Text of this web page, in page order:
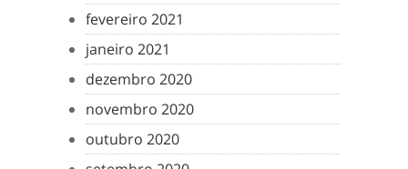
fevereiro 2021
janeiro 2021
dezembro 2020
novembro 2020
outubro 2020